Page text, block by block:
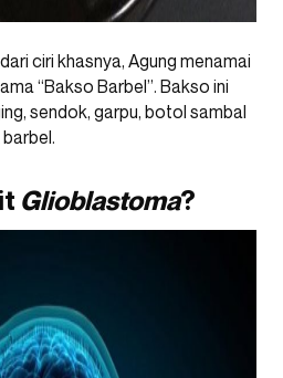
ciri khasnya, Agung menamai
“Bakso Barbel”. Bakso ini
sendok, garpu, botol sambal
Glioblastoma?